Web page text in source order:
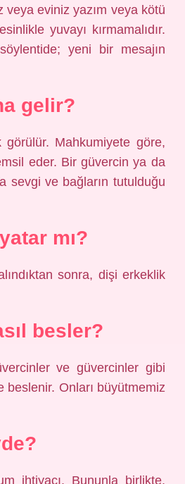
veya eviniz yazım veya kötü
yuvayı kırmamalıdır.
yeni bir mesajın
gelir?
Mahkumiyete göre,
eder. Bir güvercin ya da
sevgi ve bağların tutulduğu
mı?
sonra, dişi erkeklik
besler?
ve güvercinler gibi
beslenir. Onları büyütmemiz
ihtiyacı. Bununla birlikte,